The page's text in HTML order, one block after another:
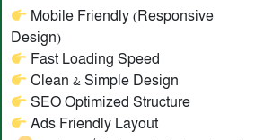
Mobile Friendly (Responsive
Design)
Fast Loading Speed
Clean & Simple Design
SEO Optimized Structure
Ads Friendly Layout